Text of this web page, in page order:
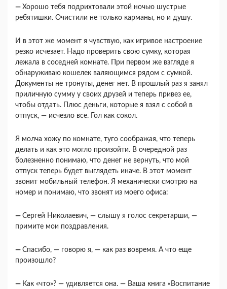
— Хорошо тебя подрихтовали этой ночью шуст­рые
ребятишки. Очистили не только карманы, но и душу.
И в этот же момент я чувствую, как игривое на­строение
резко исчезает. Надо проверить свою сумку, которая
лежала в соседней комнате. При первом же взгляде я
обнаруживаю кошелек валя­ющимся рядом с сумкой.
Документы не тронуты, денег нет. В прошлый раз я занял
приличную сумму у своих друзей и теперь привез ее,
чтобы отдать. Плюс деньги, которые я взял с собой в
отпуск, — исчезло все. Гол как сокол.
Я молча хожу по комнате, туго соображая, что теперь
делать и как это могло произойти. В оче­редной раз
болезненно понимаю, что денег не вер­нуть, что мой
отпуск теперь будет выглядеть ина­че. В этот момент
звонит мобильный телефон. Я механически смотрю на
номер и понимаю, что звонят из моего офиса:
— Сергей Николаевич, — слышу я голос секре­тарши, —
примите мои поздравления.
— Спасибо, — говорю я, — как раз вовремя. А что еще
произошло?
— Как «что»? — удивляется она. — Ваша кни­га «Воспитание